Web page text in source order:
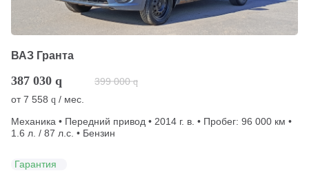
ВАЗ Гранта
387 030 q 399 000 q
от7 558 q / мес.
Механика • Передний привод • 2014 г. в. • Пробег: 96 000 км •
1.6 л. / 87 л.с. • Бензин
Гарантия